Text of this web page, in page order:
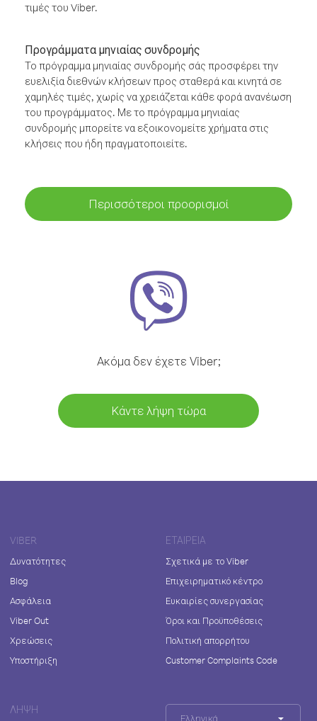
τιμές του Viber.
Προγράμματα μηνιαίας συνδρομής
Το πρόγραμμα μηνιαίας συνδρομής σάς προσφέρει την
ευελιξία διεθνών κλήσεων προς σταθερά και κινητά σε
χαμηλές τιμές, χωρίς να χρειάζεται κάθε φορά ανανέωση
του προγράμματος. Με το πρόγραμμα μηνιαίας
συνδρομής μπορείτε να εξοικονομείτε χρήματα στις
κλήσεις που ήδη πραγματοποιείτε.
Περισσότεροι προορισμοί
Ακόμα δεν έχετε Viber;
Κάντε λήψη τώρα
VIBER
Δυνατότητες
Blog
Ασφάλεια
Viber Out
Χρεώσεις
Υποστήριξη
ΕΤΑΙΡΕΊΑ
Σχετικά με το Viber
Επιχειρηματικό κέντρο
Ευκαιρίες συνεργασίας
Όροι και Προϋποθέσεις
Πολιτική απορρήτου
Customer Complaints Code
ΛΉΨΗ
Ελληνικά